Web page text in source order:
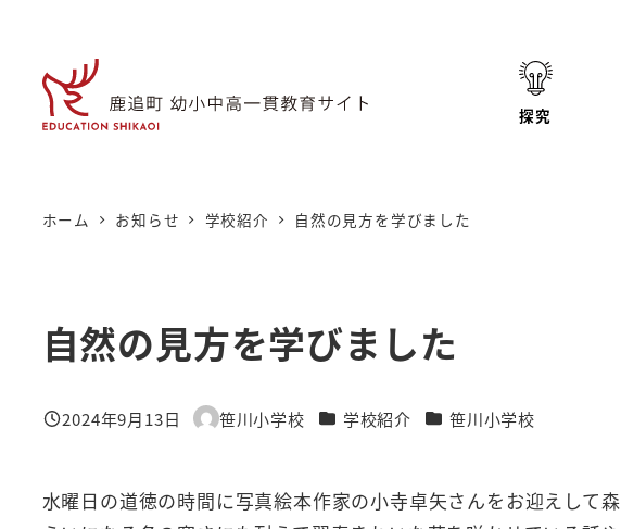
探究
ホーム お知らせ 学校紹介 自然の見方を学びました
自然の見方を学びました
投稿日
2024年9月13日
著
笹川小学校 カテゴリー
学校紹介 カテゴリー
笹川小学校
水曜日の道徳の時間に写真絵本作家の小寺卓矢さんをお迎えして